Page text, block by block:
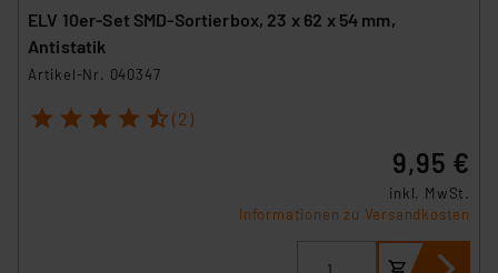
ELV 10er-Set SMD-Sortierbox, 23 x 62 x 54 mm,
Antistatik
Artikel-Nr. 040347
1 2 3 4 5 (2)
9,95 €
inkl. MwSt.
Informationen zu Versandkosten